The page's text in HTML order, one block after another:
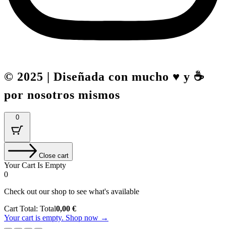
© 2025 | Diseñada con mucho ♥️ y ☕
por nosotros mismos
0
Close cart
Your Cart Is Empty
0
Check out our shop to see what's available
Cart Total: Total0,00 €
Your cart is empty. Shop now →